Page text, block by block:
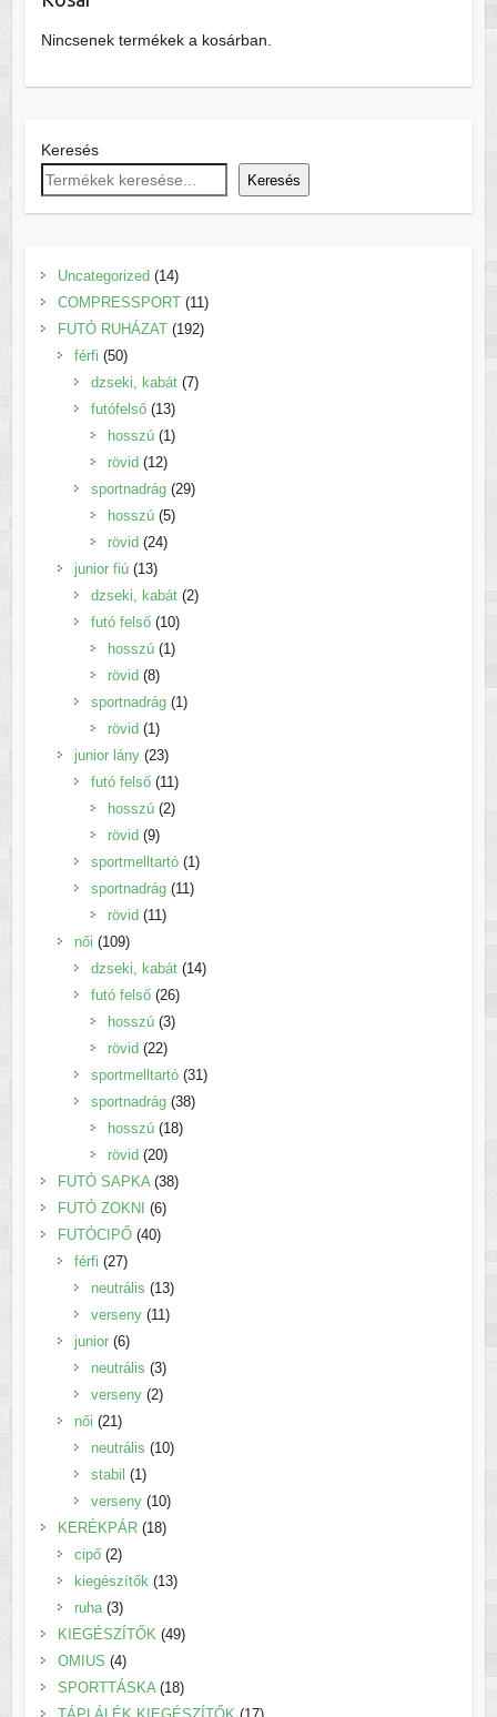
Nincsenek termékek a kosárban.
Keresés
Keresés
Uncategorized 1414
termék
COMPRESSPORT 1111
termék
FUTÓ RUHÁZAT 192192
férfi 5050
termék
dzseki, kabát 77
futófelső 1313
termék
hosszú 11
rövid 1212
termék
sportnadrág 2929
hosszú 55
rövid 2424
junior fiú 1313
termék
dzseki, kabát 22
futó felső 1010
termék
hosszú 11
rövid 88
termék
sportnadrág 11
rövid 11
termék
junior lány 2323
termék
futó felső 1111
termék
hosszú 22
rövid 99
termék
sportmelltartó 11
termék
sportnadrág 1111
rövid 1111
női 109109
termék
dzseki, kabát 1414
futó felső 2626
termék
hosszú 33
rövid 2222
termék
sportmelltartó 3131
sportnadrág 3838
hosszú 1818
rövid 2020
termék
FUTÓ SAPKA 3838
FUTÓ ZOKNI 66
termék
FUTÓCIPŐ 4040
férfi 2727
termék
neutrális 1313
termék
verseny 1111
junior 66
termék
neutrális 33
termék
verseny 22
női 2121
termék
neutrális 1010
stabil 11
termék
verseny 1010
termék
KERÉKPÁR 1818
cipő 22
termék
kiegészítők 1313
ruha 33
termék
KIEGÉSZÍTŐK 4949
OMIUS 44
termék
SPORTTÁSKA 1818
termék
17